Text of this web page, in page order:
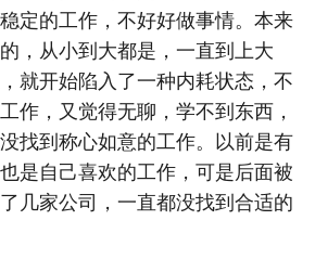
定的工作，不好好做事情。本来
，从小到大都是，一直到上大
就开始陷入了一种内耗状态，不
作，又觉得无聊，学不到东西，
找到称心如意的工作。以前是有
是自己喜欢的工作，可是后面被
几家公司，一直都没找到合适的